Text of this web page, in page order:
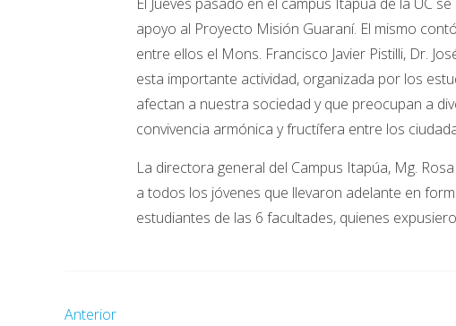
apoyo al Proyecto Misión Guaraní. El mismo
entre ellos el Mons. Francisco Javier Pistilli, Dr.
esta importante actividad, organizada por los
afectan a nuestra sociedad y que preocupan a
convivencia armónica y fructífera entre los
La directora general del Campus Itapúa, Mg.
a todos los jóvenes que llevaron adelante en
estudiantes de las 6 facultades, quienes
Anterior